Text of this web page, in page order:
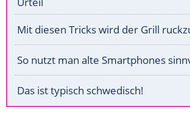
Mit diesen Tricks wird der Grill
So nutzt man alte Smartphones
Das ist typisch schwedisch!